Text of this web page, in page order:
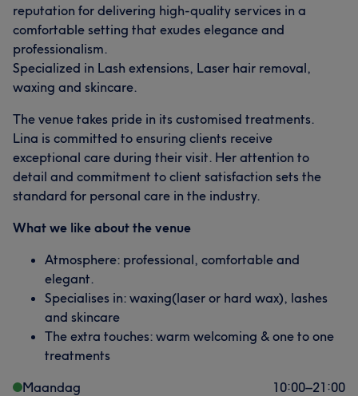
reputation for delivering high-quality services in a
comfortable setting that exudes elegance and
professionalism.
Specialized in Lash extensions, Laser hair removal,
waxing and skincare.
The venue takes pride in its customised treatments.
Lina is committed to ensuring clients receive
exceptional care during their visit. Her attention to
detail and commitment to client satisfaction sets the
standard for personal care in the industry.
What we like about the venue
Atmosphere: professional, comfortable and
elegant.
Specialises in: waxing(laser or hard wax), lashes
and skincare
The extra touches: warm welcoming & one to one
treatments
Maandag
10:00–21:00